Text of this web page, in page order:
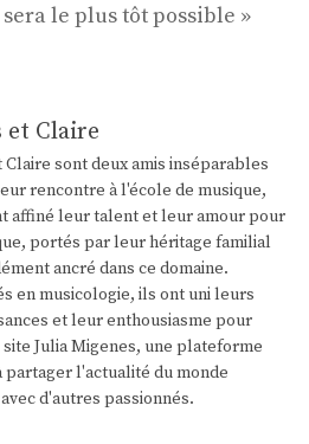
sera le plus tôt possible »
et Claire
Claire sont deux amis inséparables
rencontre à l'école de musique,
affiné leur talent et leur amour pour
portés par leur héritage familial
ancré dans ce domaine.
en musicologie, ils ont uni leurs
et leur enthousiasme pour
Julia Migenes, une plateforme
partager l'actualité du monde
d'autres passionnés.